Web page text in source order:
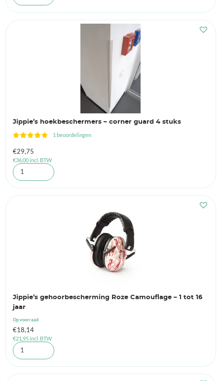
Jippie’s hoekbeschermers – corner guard 4 stuks
1 beoordelingen
€29,75
€36,00incl. BTW
Jippie’s gehoorbescherming Roze Camouflage – 1 tot 16
jaar
Op voorraad
€18,14
€21,95incl. BTW